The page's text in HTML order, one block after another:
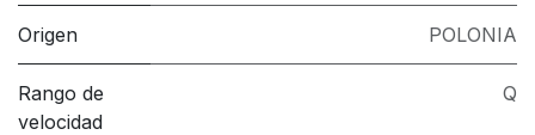
Origen POLONIA
Rango de
velocidad
Q